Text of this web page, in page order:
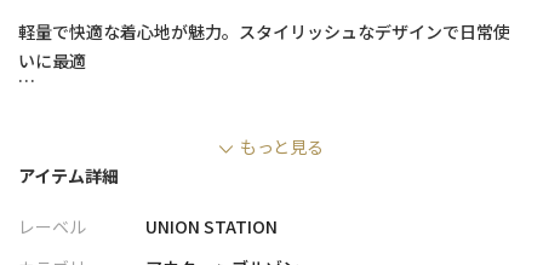
軽量で快適な着心地が魅力。スタイリッシュなデザインで日常使
いに最適
・襟はスタンドカラーを採用。
・計算された襟の高さに仕上げ、襟を立ち上げた時にスマートな
もっと見る
アイテム詳細
レーベル
UNION STATION